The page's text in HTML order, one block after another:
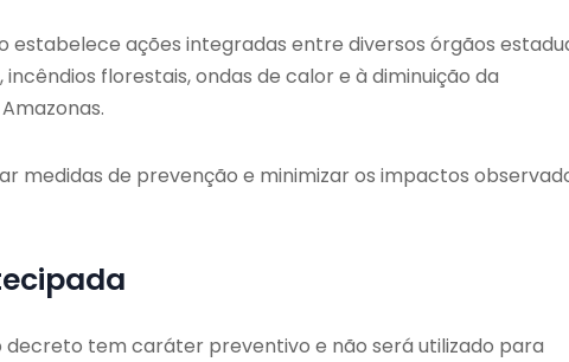
estabelece ações integradas entre diversos órgãos
florestais, ondas de calor e à diminuição da
medidas de prevenção e minimizar os impactos
decreto tem caráter preventivo e não será utilizado para